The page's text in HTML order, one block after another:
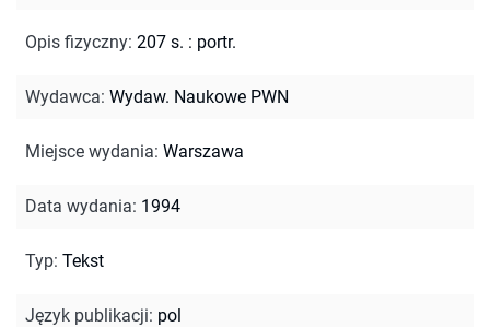
Opis fizyczny: 207 s. : portr.
Wydawca: Wydaw. Naukowe PWN
Miejsce wydania: Warszawa
Data wydania: 1994
Typ: Tekst
Język publikacji: pol